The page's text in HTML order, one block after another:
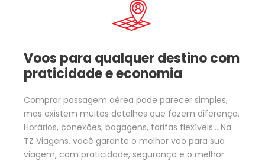
Voos para qualquer destino com
praticidade e economia
Comprar passagem aérea pode parecer simples,
mas existem muitos detalhes que fazem diferença.
Horários, conexões, bagagens, tarifas flexíveis… Na
TZ Viagens, você garante o melhor voo para sua
viagem, com praticidade, segurança e o melhor